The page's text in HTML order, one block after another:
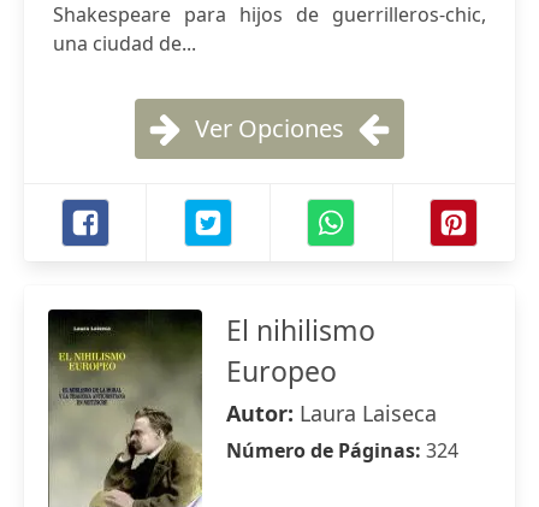
Shakespeare para hijos de guerrilleros-chic,
una ciudad de...
Ver Opciones
El nihilismo
Europeo
Autor: Laura Laiseca
Número de Páginas: 324